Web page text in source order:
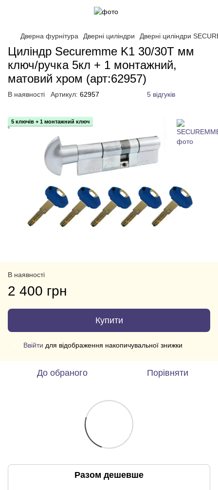
Дверна фурнітура Дверні циліндри Дверні циліндри
Циліндр Securemme K1 30/30Т мм
ключ/ручка 5кл + 1 монтажний,
матовий хром (арт:62957)
В наявності Артикул: 62957 5 відгуків
5 ключів + 1 монтажний ключ
В наявності
2 400 грн
Купити
Ввійти для відображення накопичувальної знижки
До обраного Порівняти
Разом дешевше